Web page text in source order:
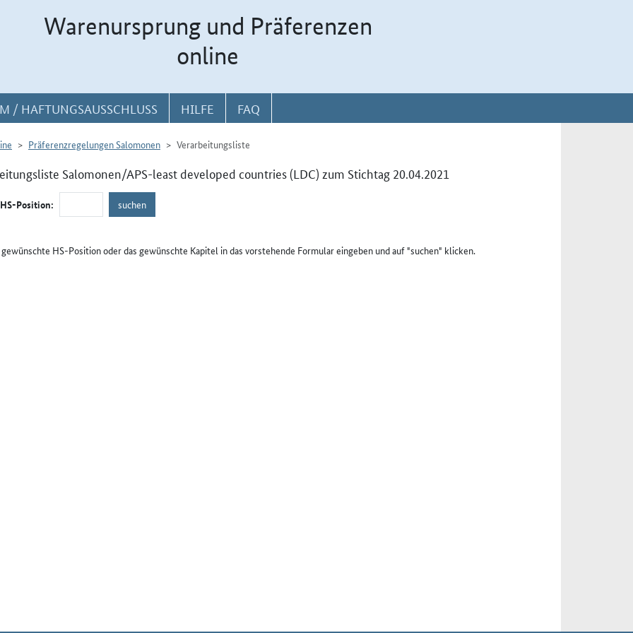
Warenursprung und Präferenzen
online
/ HAFTUNGSAUSSCHLUSS HILFE FAQ
Präferenzregelungen Salomonen Verarbeitungsliste
Salomonen/APS-least developed countries (LDC) zum Stichtag 20.04.2021
Position:
HS-Position oder das gewünschte Kapitel in das vorstehende Formular eingeben und auf "suchen" klicken.